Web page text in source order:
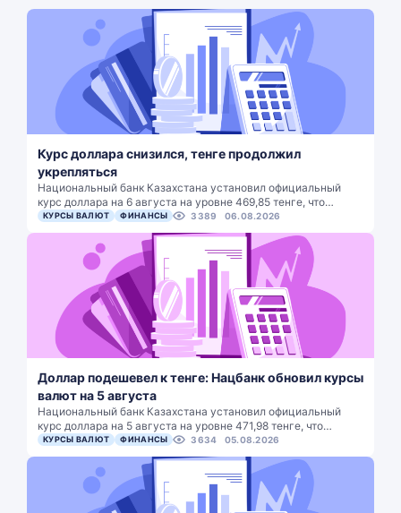
Курс доллара снизился, тенге продолжил
укрепляться
Национальный банк Казахстана установил официальный
курс доллара на 6 августа на уровне 469,85 тенге, что…
КУРСЫ ВАЛЮТ ФИНАНСЫ 3389 06.08.2026
Доллар подешевел к тенге: Нацбанк обновил курсы
валют на 5 августа
Национальный банк Казахстана установил официальный
курс доллара на 5 августа на уровне 471,98 тенге, что…
КУРСЫ ВАЛЮТ ФИНАНСЫ 3634 05.08.2026